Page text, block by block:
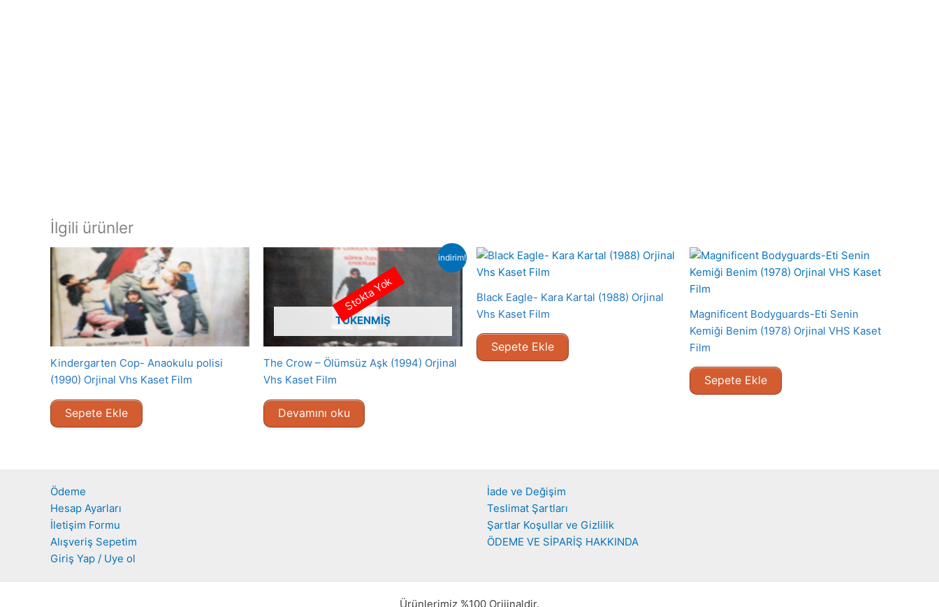
İlgili ürünler
Kindergarten Cop- Anaokulu polisi
(1990) Orjinal Vhs Kaset Film
Sepete Ekle
indirim!
TÜKENMIŞ
The Crow – Ölümsüz Aşk (1994) Orjinal
Vhs Kaset Film
Devamını oku
Stokta Yok
Black Eagle- Kara Kartal (1988) Orjinal
Vhs Kaset Film
Sepete Ekle
Magnificent Bodyguards-Eti Senin
Kemiği Benim (1978) Orjinal VHS Kaset
Film
Sepete Ekle
Ödeme
Hesap Ayarları
İletişim Formu
Alışveriş Sepetim
Giriş Yap / Uye ol
İade ve Değişim
Teslimat Şartları
Şartlar Koşullar ve Gizlilik
ÖDEME VE SİPARİŞ HAKKINDA
Ürünlerimiz %100 Orijinaldir.